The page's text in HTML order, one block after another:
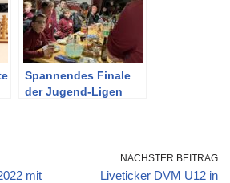
Spannendes Finale
der Jugend-Ligen
mit
NÄCHSTER BEITRAG
Liveticker DVM U12 in